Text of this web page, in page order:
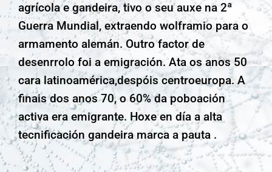
agrícola e gandeira, tivo o seu auxe na 2ª
Guerra Mundial, extraendo wolframio para o
armamento alemán. Outro factor de
desenrrolo foi a emigración. Ata os anos 50
cara latinoamérica,despóis centroeuropa. A
finais dos anos 70, o 60% da poboación
activa era emigrante. Hoxe en día a alta
tecnificación gandeira marca a pauta .